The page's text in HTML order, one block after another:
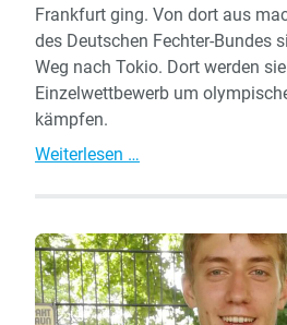
Frankfurt ging. Von dort aus
des Deutschen Fechter-Bundes
Weg nach Tokio. Dort werden
Einzelwettbewerb um
kämpfen.
Weiterlesen …
von
Köln
nach
Tokio